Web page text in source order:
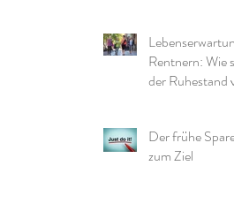
Rentnern: Wie
der Ruhestand
Der frühe
zum Ziel